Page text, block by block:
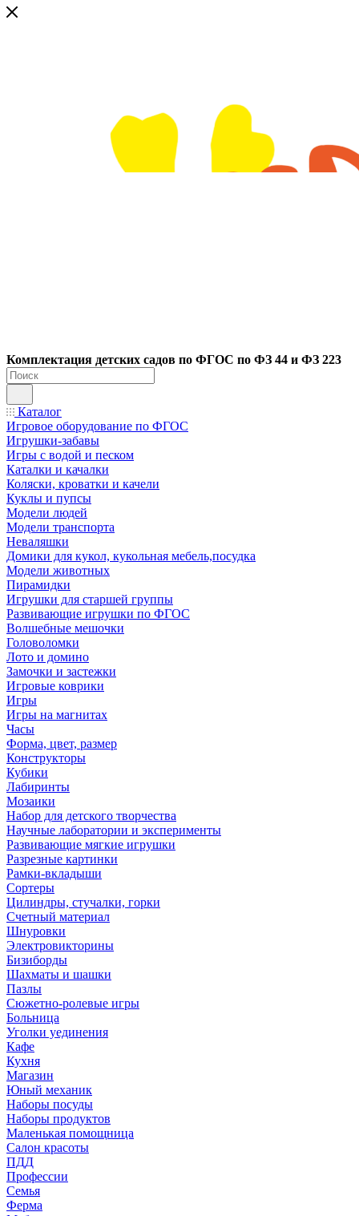
Комплектация детских садов по ФГОC по ФЗ 44 и ФЗ 223
Каталог
Игровое оборудование по ФГОС
Игрушки-забавы
Игры с водой и песком
Каталки и качалки
Коляски, кроватки и качели
Куклы и пупсы
Модели людей
Модели транспорта
Неваляшки
Домики для кукол, кукольная мебель,посудка
Модели животных
Пирамидки
Игрушки для старшей группы
Развивающие игрушки по ФГОС
Волшебные мешочки
Головоломки
Лото и домино
Замочки и застежки
Игровые коврики
Игры
Игры на магнитах
Часы
Форма, цвет, размер
Конструкторы
Кубики
Лабиринты
Мозаики
Набор для детского творчества
Научные лаборатории и эксперименты
Развивающие мягкие игрушки
Разрезные картинки
Рамки-вкладыши
Сортеры
Цилиндры, стучалки, горки
Счетный материал
Шнуровки
Электровикторины
Бизиборды
Шахматы и шашки
Пазлы
Сюжетно-ролевые игры
Больница
Уголки уединения
Кафе
Кухня
Магазин
Юный механик
Наборы посуды
Наборы продуктов
Маленькая помощница
Салон красоты
ПДД
Профессии
Семья
Ферма